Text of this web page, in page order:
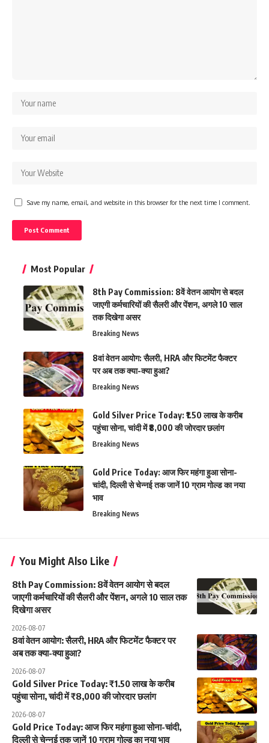
Save my name, email, and website in this browser for the next time I comment.
Most Popular
8th Pay Commission: 8वें वेतन आयोग से बदल
जाएगी कर्मचारियों की सैलरी और पेंशन, अगले 10 साल
तक दिखेगा असर
Breaking News
8वां वेतन आयोग: सैलरी, HRA और फिटमेंट फैक्टर
पर अब तक क्या-क्या हुआ?
Breaking News
Gold Silver Price Today: ₹1.50 लाख के करीब
पहुंचा सोना, चांदी में ₹8,000 की जोरदार छलांग
Breaking News
Gold Price Today: आज फिर महंगा हुआ सोना-
चांदी, दिल्ली से चेन्नई तक जानें 10 ग्राम गोल्ड का नया
भाव
Breaking News
You Might Also Like
8th Pay Commission: 8वें वेतन आयोग से बदल
जाएगी कर्मचारियों की सैलरी और पेंशन, अगले 10 साल तक
दिखेगा असर
2026-08-07
8वां वेतन आयोग: सैलरी, HRA और फिटमेंट फैक्टर पर
अब तक क्या-क्या हुआ?
2026-08-07
Gold Silver Price Today: ₹1.50 लाख के करीब
पहुंचा सोना, चांदी में ₹8,000 की जोरदार छलांग
2026-08-07
Gold Price Today: आज फिर महंगा हुआ सोना-चांदी,
दिल्ली से चेन्नई तक जानें 10 ग्राम गोल्ड का नया भाव